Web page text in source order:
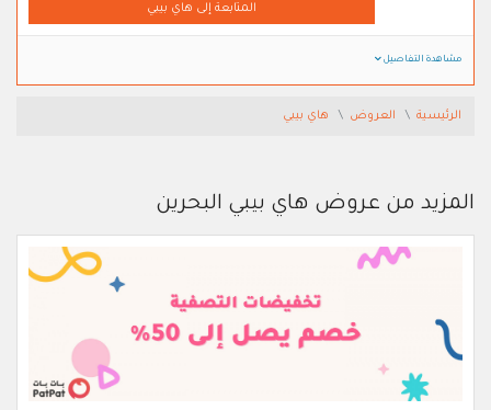
المتابعة إلى هاي بيبي
مشاهدة التفاصيل
الرئيسية العروض هاي بيبي
المزيد من عروض هاي بيبي البحرين